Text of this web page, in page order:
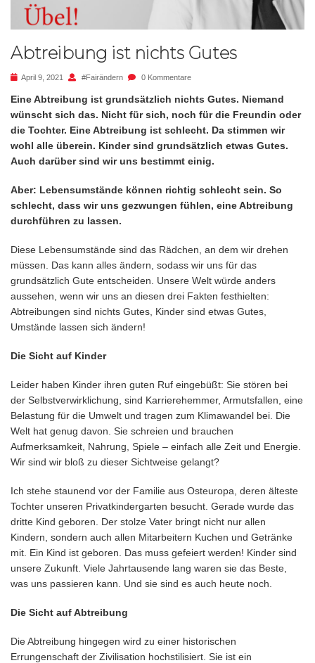
Abtreibung ist nichts Gutes
April 9, 2021 #fairändern 0 Kommentare
Eine Abtreibung ist grundsätzlich nichts Gutes. Niemand
wünscht sich das. Nicht für sich, noch für die Freundin oder
die Tochter. Eine Abtreibung ist schlecht. Da stimmen wir
wohl alle überein. Kinder sind grundsätzlich etwas Gutes.
Auch darüber sind wir uns bestimmt einig.
Aber: Lebensumstände können richtig schlecht sein. So
schlecht, dass wir uns gezwungen fühlen, eine Abtreibung
durchführen zu lassen.
Diese Lebensumstände sind das Rädchen, an dem wir drehen
müssen. Das kann alles ändern, sodass wir uns für das
grundsätzlich Gute entscheiden. Unsere Welt würde anders
aussehen, wenn wir uns an diesen drei Fakten festhielten:
Abtreibungen sind nichts Gutes, Kinder sind etwas Gutes,
Umstände lassen sich ändern!
Die Sicht auf Kinder
Leider haben Kinder ihren guten Ruf eingebüßt: Sie stören bei
der Selbstverwirklichung, sind Karrierehemmer, Armutsfallen, eine
Belastung für die Umwelt und tragen zum Klimawandel bei. Die
Welt hat genug davon. Sie schreien und brauchen
Aufmerksamkeit, Nahrung, Spiele – einfach alle Zeit und Energie.
Wir sind wir bloß zu dieser Sichtweise gelangt?
Ich stehe staunend vor der Familie aus Osteuropa, deren älteste
Tochter unseren Privatkindergarten besucht. Gerade wurde das
dritte Kind geboren. Der stolze Vater bringt nicht nur allen
Kindern, sondern auch allen Mitarbeitern Kuchen und Getränke
mit. Ein Kind ist geboren. Das muss gefeiert werden! Kinder sind
unsere Zukunft. Viele Jahrtausende lang waren sie das Beste,
was uns passieren kann. Und sie sind es auch heute noch.
Die Sicht auf Abtreibung
Die Abtreibung hingegen wird zu einer historischen
Errungenschaft der Zivilisation hochstilisiert. Sie ist ein